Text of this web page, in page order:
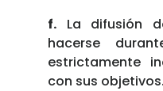
f. La difusión
hacerse
estrictamente
con sus objetivos.